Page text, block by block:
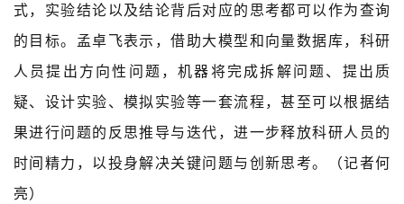
式，实验结论以及结论背后对应的思考都可以作为查询
的目标。孟卓飞表示，借助大模型和向量数据库，科研
人员提出方向性问题，机器将完成拆解问题、提出质
疑、设计实验、模拟实验等一套流程，甚至可以根据结
果进行问题的反思推导与迭代，进一步释放科研人员的
时间精力，以投身解决关键问题与创新思考。（记者何
亮）